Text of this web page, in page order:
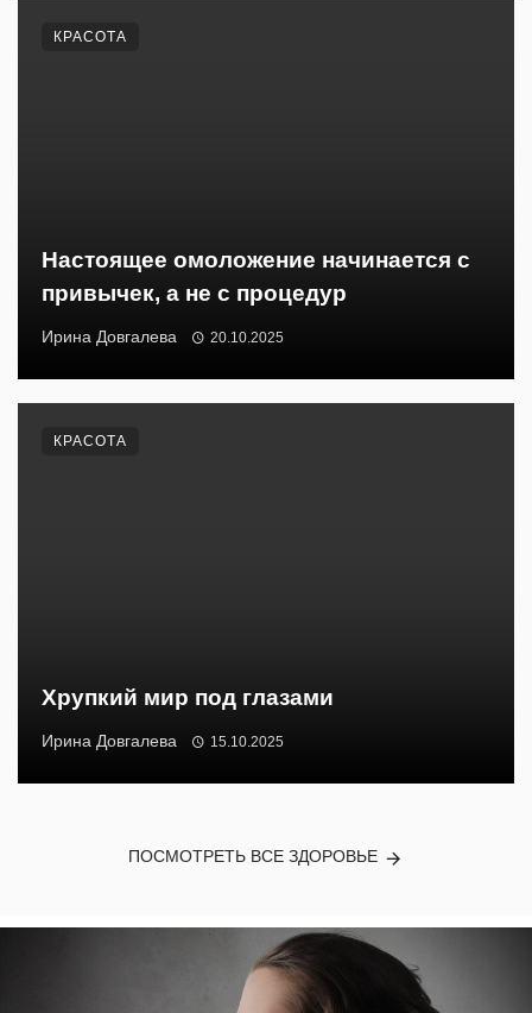
Настоящее омоложение начинается с
привычек, а не с процедур
Ирина Довгалева 20.10.2025
КРАСОТА
Хрупкий мир под глазами
Ирина Довгалева 15.10.2025
КРАСОТА
ПОСМОТРЕТЬ ВСЕ ЗДОРОВЬЕ